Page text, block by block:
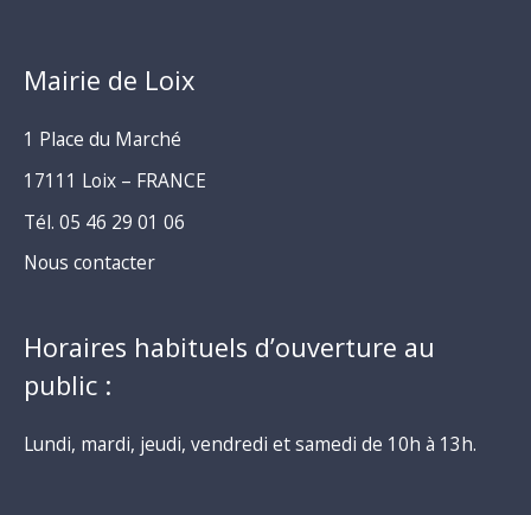
Mairie de Loix
1 Place du Marché
17111 Loix – FRANCE
Tél. 05 46 29 01 06
Nous contacter
Horaires habituels d’ouverture au
public :
Lundi, mardi, jeudi, vendredi et samedi de 10h à 13h.